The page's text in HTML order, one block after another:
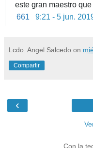
este gran maestro
661
9:21 - 5 jun.
Lcdo. Angel Salcedo on
Compartir
‹
Con la